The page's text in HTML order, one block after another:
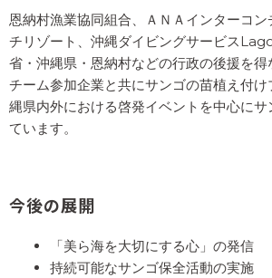
打撃も大きいですし、食卓に並ぶ魚の
ことになるでしょう。
大きくなる
観光資源がなくなる
恩納村漁業協同組合、ＡＮＡインターコ
チリゾート、沖縄ダイビングサービス
省・沖縄県・恩納村などの行政の後援を
チーム参加企業と共にサンゴの苗植え付
縄県内外における啓発イベントを中心にサ
ています。
今後の展開
「美ら海を大切にする心」の発信
持続可能なサンゴ保全活動の実施